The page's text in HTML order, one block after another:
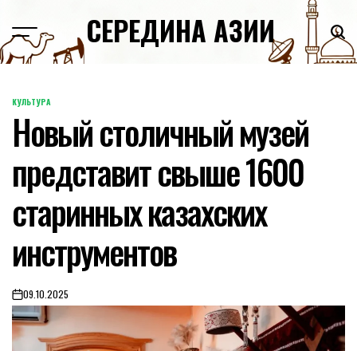
content
СЕРЕДИНА АЗИИ
POSTED
IN
КУЛЬТУРА
Новый столичный музей
представит свыше 1600
старинных казахских
инструментов
on09.10.2025